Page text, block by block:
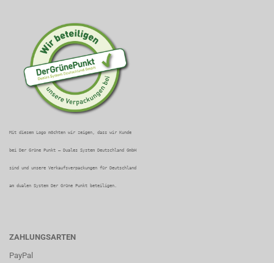
Mit diesem Logo möchten wir zeigen, dass wir Kunde
bei Der Grüne Punkt – Duales System Deutschland GmbH
sind und unsere Verkaufsverpackungen für Deutschland
am dualen System Der Grüne Punkt beteiligen.
ZAHLUNGSARTEN
PayPal